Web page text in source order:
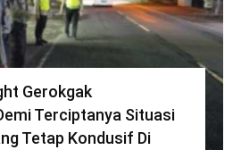
Gerokgak
Terciptanya Situasi
Tetap Kondusif Di